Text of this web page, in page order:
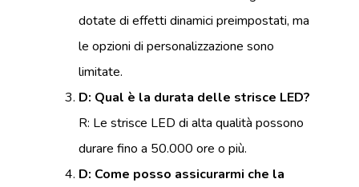
dotate di effetti dinamici preimpostati, ma
le opzioni di personalizzazione sono
limitate.
D: Qual è la durata delle strisce LED?
R: Le strisce LED di alta qualità possono
durare fino a 50.000 ore o più.
D: Come posso assicurarmi che la